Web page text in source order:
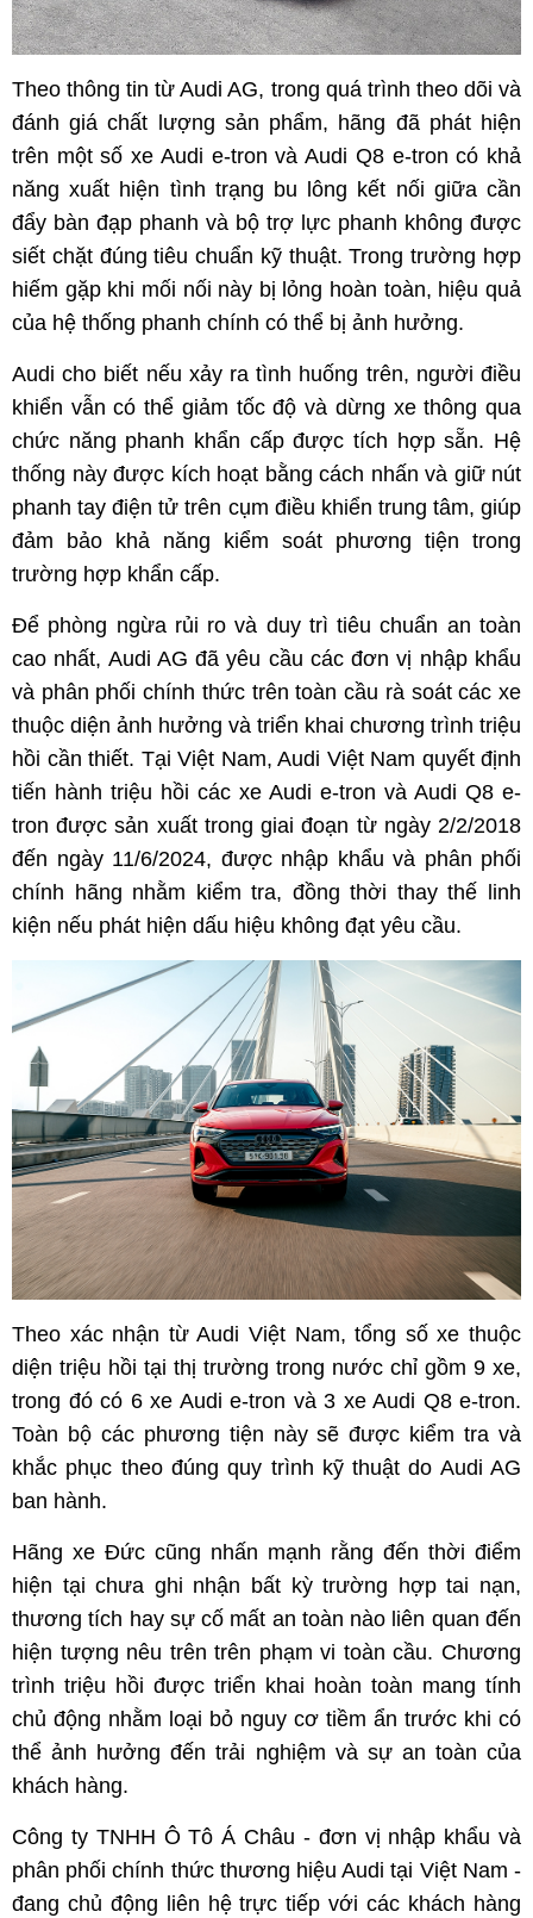
Theo thông tin từ Audi AG, trong quá trình theo dõi và
đánh giá chất lượng sản phẩm, hãng đã phát hiện
trên một số xe Audi e-tron và Audi Q8 e-tron có khả
năng xuất hiện tình trạng bu lông kết nối giữa cần
đẩy bàn đạp phanh và bộ trợ lực phanh không được
siết chặt đúng tiêu chuẩn kỹ thuật. Trong trường hợp
hiếm gặp khi mối nối này bị lỏng hoàn toàn, hiệu quả
của hệ thống phanh chính có thể bị ảnh hưởng.
Audi cho biết nếu xảy ra tình huống trên, người điều
khiển vẫn có thể giảm tốc độ và dừng xe thông qua
chức năng phanh khẩn cấp được tích hợp sẵn. Hệ
thống này được kích hoạt bằng cách nhấn và giữ nút
phanh tay điện tử trên cụm điều khiển trung tâm, giúp
đảm bảo khả năng kiểm soát phương tiện trong
trường hợp khẩn cấp.
Để phòng ngừa rủi ro và duy trì tiêu chuẩn an toàn
cao nhất, Audi AG đã yêu cầu các đơn vị nhập khẩu
và phân phối chính thức trên toàn cầu rà soát các xe
thuộc diện ảnh hưởng và triển khai chương trình triệu
hồi cần thiết. Tại Việt Nam, Audi Việt Nam quyết định
tiến hành triệu hồi các xe Audi e-tron và Audi Q8 e-
tron được sản xuất trong giai đoạn từ ngày 2/2/2018
đến ngày 11/6/2024, được nhập khẩu và phân phối
chính hãng nhằm kiểm tra, đồng thời thay thế linh
kiện nếu phát hiện dấu hiệu không đạt yêu cầu.
Theo xác nhận từ Audi Việt Nam, tổng số xe thuộc
diện triệu hồi tại thị trường trong nước chỉ gồm 9 xe,
trong đó có 6 xe Audi e-tron và 3 xe Audi Q8 e-tron.
Toàn bộ các phương tiện này sẽ được kiểm tra và
khắc phục theo đúng quy trình kỹ thuật do Audi AG
ban hành.
Hãng xe Đức cũng nhấn mạnh rằng đến thời điểm
hiện tại chưa ghi nhận bất kỳ trường hợp tai nạn,
thương tích hay sự cố mất an toàn nào liên quan đến
hiện tượng nêu trên trên phạm vi toàn cầu. Chương
trình triệu hồi được triển khai hoàn toàn mang tính
chủ động nhằm loại bỏ nguy cơ tiềm ẩn trước khi có
thể ảnh hưởng đến trải nghiệm và sự an toàn của
khách hàng.
Công ty TNHH Ô Tô Á Châu - đơn vị nhập khẩu và
phân phối chính thức thương hiệu Audi tại Việt Nam -
đang chủ động liên hệ trực tiếp với các khách hàng